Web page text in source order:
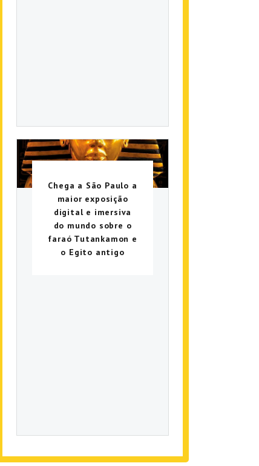
Chega a São Paulo a
maior exposição
digital e imersiva
do mundo sobre o
faraó Tutankamon e
o Egito antigo